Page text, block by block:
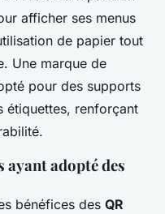
afficher ses menus
de papier tout
Une marque de
pour des supports
étiquettes, renforçant
ayant adopté des
bénéfices des QR